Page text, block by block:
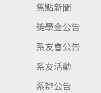
焦點新聞
獎學金公告
系友會公告
系友活動
系辦公告